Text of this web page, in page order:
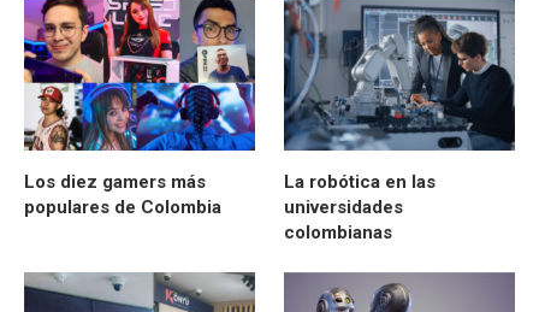
Los diez gamers más
populares de Colombia
La robótica en las
universidades
colombianas